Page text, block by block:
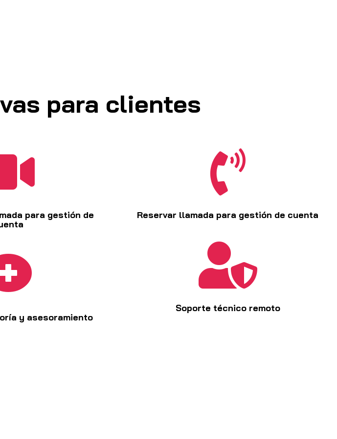
para clientes
para gestión de
y asesoramiento

Reservar llamada para gestión de cuenta

Soporte técnico remoto